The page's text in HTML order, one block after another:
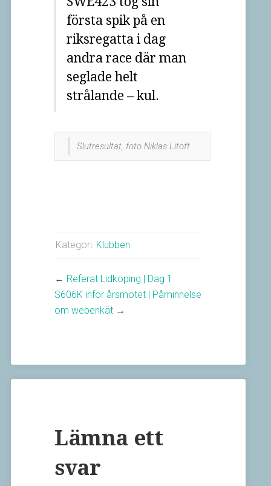
första spik på en
riksregatta i dag
andra race där man
seglade helt
strålande – kul.
Slutresultat, foto Niklas Litoft
Kategori: Klubben
← Referat Lidköping | Dag 1
S606K inför årsmötet | Påminnelse
om webenkät→
Lämna ett
svar